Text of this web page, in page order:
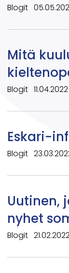
Blogit
Mitä
Blogit 11.04.2022
Eskari-
Blogit
Uutinen,
nyhet
Blogit